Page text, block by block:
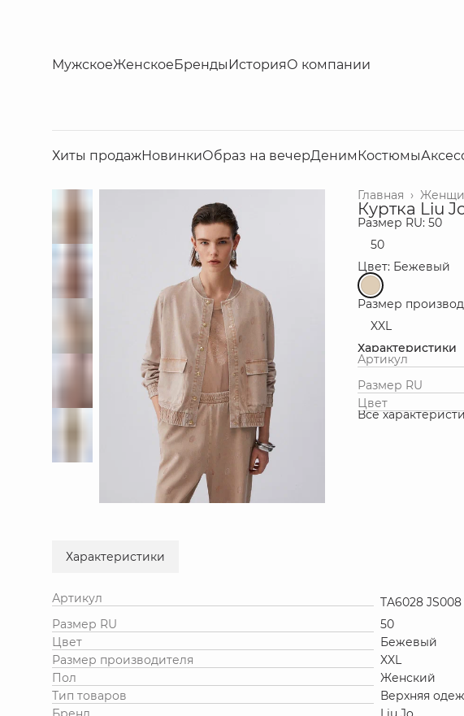
МужскоеЖенскоеБрендыИсторияО компании
Хиты продажНовинкиОбраз на вечерДенимКостюмы
Главная ›
Куртка Liu
Размер RU: 50
50
Цвет: Бежевый
Размер
XXL
Характеристики
Артикул
Размер RU
Цвет
Все
Характеристики
Артикул
TA6028 JS008
Размер RU
50
Цвет
Бежевый
Размер производителя
XXL
Пол
Женский
Тип товаров
Верхняя